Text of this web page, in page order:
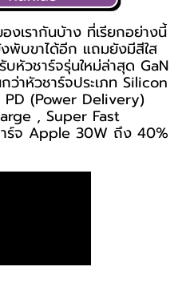
องเรากันบ้าง ที่เรียกอย่างนี้
งพับขาได้อีก แถมยังมีสีใส
หัวชาร์จรุ่นใหม่ล่าสุด GaN
ว่าหัวชาร์จประเภท Silicon
PD (Power Delivery)
, Super Fast
ร์จ Apple 30W ถึง 40%